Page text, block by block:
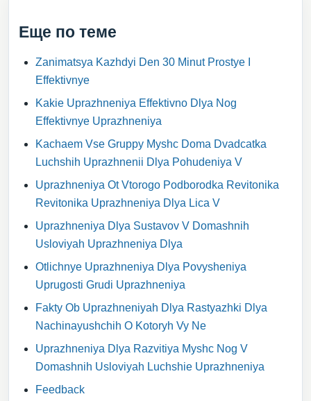
Еще по теме
Zanimatsya Kazhdyi Den 30 Minut Prostye I
Effektivnye
Kakie Uprazhneniya Effektivno Dlya Nog
Effektivnye Uprazhneniya
Kachaem Vse Gruppy Myshc Doma Dvadcatka
Luchshih Uprazhnenii Dlya Pohudeniya V
Uprazhneniya Ot Vtorogo Podborodka Revitonika
Revitonika Uprazhneniya Dlya Lica V
Uprazhneniya Dlya Sustavov V Domashnih
Usloviyah Uprazhneniya Dlya
Otlichnye Uprazhneniya Dlya Povysheniya
Uprugosti Grudi Uprazhneniya
Fakty Ob Uprazhneniyah Dlya Rastyazhki Dlya
Nachinayushchih O Kotoryh Vy Ne
Uprazhneniya Dlya Razvitiya Myshc Nog V
Domashnih Usloviyah Luchshie Uprazhneniya
Feedback